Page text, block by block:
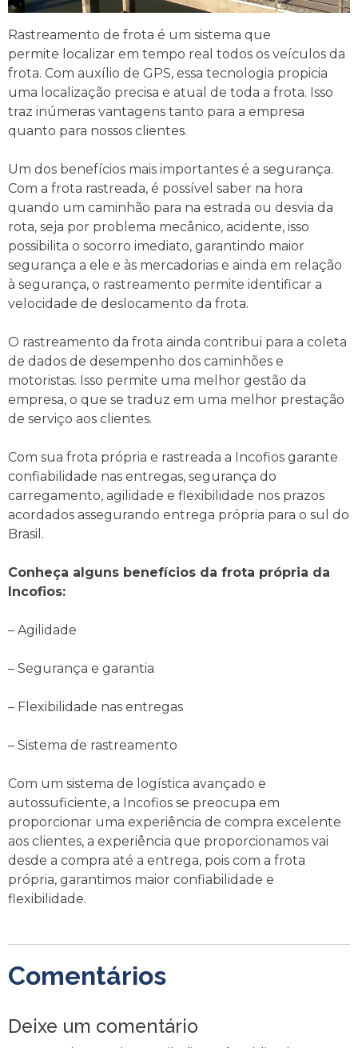
Rastreamento de frota é um sistema que
permite localizar em tempo real todos os veículos da
frota. Com auxílio de GPS, essa tecnologia propicia
uma localização precisa e atual de toda a frota. Isso
traz inúmeras vantagens tanto para a empresa
quanto para nossos clientes.
Um dos benefícios mais importantes é a segurança.
Com a frota rastreada, é possível saber na hora
quando um caminhão para na estrada ou desvia da
rota, seja por problema mecânico, acidente, isso
possibilita o socorro imediato, garantindo maior
segurança a ele e às mercadorias e ainda em relação
à segurança, o rastreamento permite identificar a
velocidade de deslocamento da frota.
O rastreamento da frota ainda contribui para a coleta
de dados de desempenho dos caminhões e
motoristas. Isso permite uma melhor gestão da
empresa, o que se traduz em uma melhor prestação
de serviço aos clientes.
Com sua frota própria e rastreada a Incofios garante
confiabilidade nas entregas, segurança do
carregamento, agilidade e flexibilidade nos prazos
acordados assegurando entrega própria para o sul do
Brasil.
Conheça alguns benefícios da frota própria da
Incofios:
– Agilidade
– Segurança e garantia
– Flexibilidade nas entregas
– Sistema de rastreamento
Com um sistema de logística avançado e
autossuficiente, a Incofios se preocupa em
proporcionar uma experiência de compra excelente
aos clientes, a experiência que proporcionamos vai
desde a compra até a entrega, pois com a frota
própria, garantimos maior confiabilidade e
flexibilidade.
Comentários
Deixe um comentário